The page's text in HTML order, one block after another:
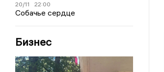
20/11 22:00
Собачье сердце
Бизнес